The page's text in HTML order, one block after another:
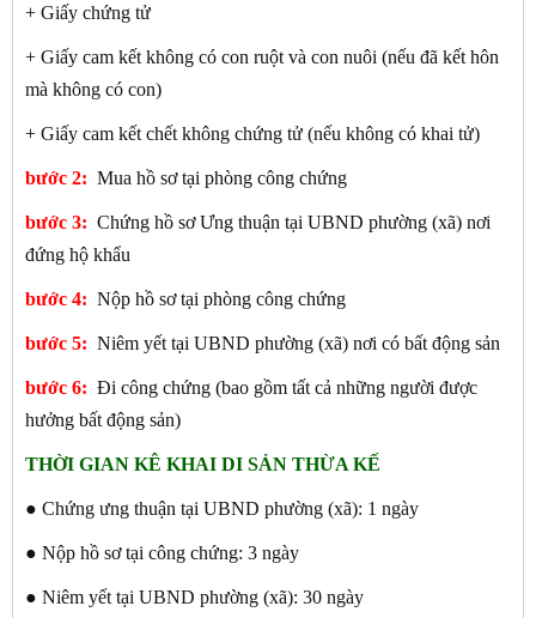
+ Giấy chứng tử
+ Giấy cam kết không có con ruột và con nuôi (nếu đã kết hôn
mà không có con)
+ Giấy cam kết chết không chứng tử (nếu không có khai tử)
bước 2: Mua hồ sơ tại phòng công chứng
bước 3: Chứng hồ sơ Ưng thuận tại UBND phường (xã) nơi
đứng hộ khẩu
bước 4: Nộp hồ sơ tại phòng công chứng
bước 5: Niêm yết tại UBND phường (xã) nơi có bất động sản
bước 6: Đi công chứng (bao gồm tất cả những người được
hưởng bất động sản)
THỜI GIAN KÊ KHAI DI SẢN THỪA KẾ
● Chứng ưng thuận tại UBND phường (xã): 1 ngày
● Nộp hồ sơ tại công chứng: 3 ngày
● Niêm yết tại UBND phường (xã): 30 ngày